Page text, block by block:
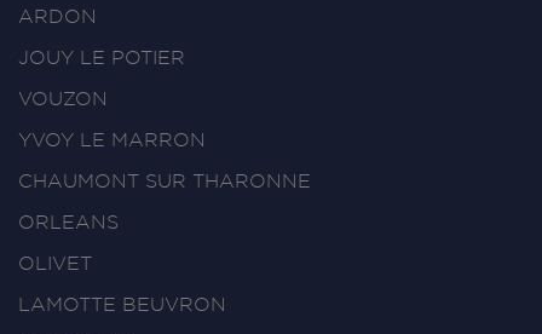
ARDON
JOUY LE POTIER
VOUZON
YVOY LE MARRON
CHAUMONT SUR THARONNE
ORLEANS
OLIVET
LAMOTTE BEUVRON